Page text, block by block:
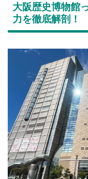
大阪歴史博物館
力を徹底解剖！